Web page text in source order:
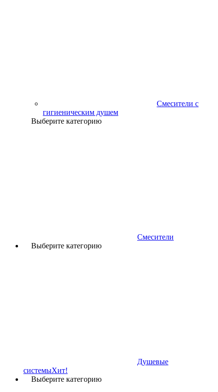
Смесители с
гигиеническим душем
Выберите категорию
Смесители
Выберите категорию
Душевые
системыХит!
Выберите категорию